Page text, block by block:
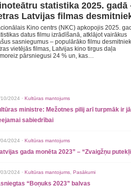
statistika 2025. gadā
Latvijas filmas
Kino centrs (NKC) apkopojis 2025.
datus filmu izrādīšanā, atklājot vairākus
sasniegumus – populārāko filmu
vietējās filmas, Latvijas kino tirgus daļa
pārsniegusi 24 % un, kas…
2024 · Kultūras mantojums
ministre: Mežotnes pilij arī turpmāk ir
sabiedrībai
2024 · Kultūras mantojums
gada monēta 2023” – “Zvaigžņu
2024 · Kultūras mantojums Pasākumi
“Boņuks 2023” balvas